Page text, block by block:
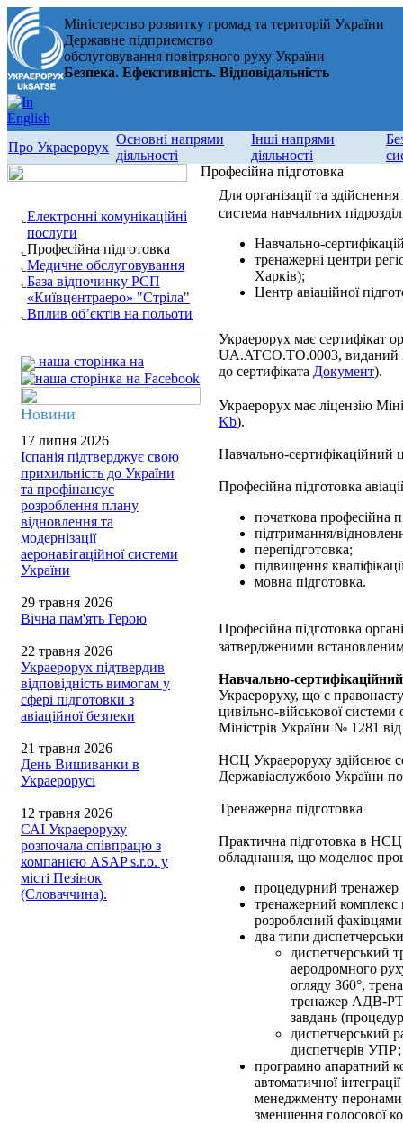
Міністерство розвитку громад та територій України
Державне підприємство
обслуговування повітряного руху України
Безпека. Ефективність. Відповідальність
Про Украерорух
Основні напрями
діяльності
Інші напрями
діяльності
Електронні комунікаційні
послуги
Професійна підготовка
Медичне обслуговування
База відпочинку РСП
«Київцентраеро» "Стріла"
Вплив об’єктів на польоти
наша сторінка на
Новини
17 липня 2026
Іспанія підтверджує свою
прихильність до України
та профінансує
розроблення плану
відновлення та
модернізації
аеронавігаційної системи
України
29 травня 2026
Вічна пам'ять Герою
22 травня 2026
Украерорух підтвердив
відповідність вимогам у
сфері підготовки з
авіаційної безпеки
21 травня 2026
День Вишиванки в
Украерорусі
12 травня 2026
САІ Украероруху
розпочала співпрацю з
компанією ASAP s.r.o. у
місті Пезінок
(Словаччина).
Професійна підготовка
Для організації та
система навчальних
Навчально-
тренажерні центри
Харків);
Центр авіаційної
Украерорух має сертифікат
UA.ATCO.TO.0003, виданий
до сертифіката Документ).
Украерорух має ліцензію
Kb).
Навчально-сертифікаційний
Професійна підготовка
початкова професійна
підтримання/
перепідготовка;
підвищення
мовна підготовка.
Професійна підготовка
затвердженими
Навчально-
Украероруху, що є
цивільно-військової системи
Міністрів України № 1281
НСЦ Украероруху здійснює
Державіаслужбою України
Тренажерна підготовка
Практична підготовка в НСЦ
обладнання, що моделює
процедурний тренажер
тренажерний комплекс
розроблений
два типи
диспетчерський
аеродромного
огляду 360°,
тренажер АДВ-
завдань
диспетчерський
диспетчерів УПР;
програмно апаратний
автоматичної
менеджменту перонами,
зменшення голосової